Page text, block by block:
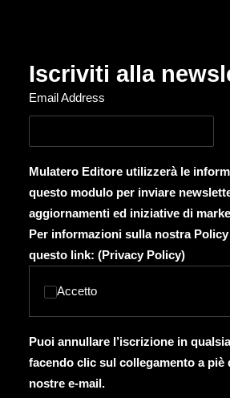
Iscriviti alla
Email Address
Mulatero Editore utilizzerà le
questo modulo per inviare
aggiornamenti ed iniziative di
Per informazioni sulla nostra
questo link: (Privacy Policy)
Accetto
Puoi annullare l’iscrizione in
facendo clic sul collegamento a piè
nostre e-mail.